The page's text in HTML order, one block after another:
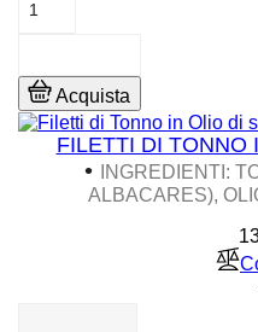
Acquista
FILETTI DI TONNO
•
INGREDIENTI:
ALBACARES),